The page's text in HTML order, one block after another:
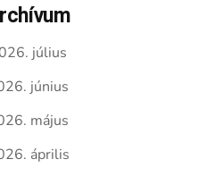
július
június
május
április